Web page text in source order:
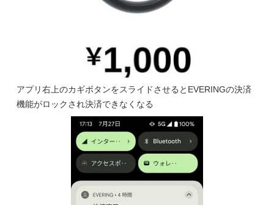
アプリ右上のカギボタンをスライドさせるとEVERINGの決済
機能がロックされ決済できなくなる